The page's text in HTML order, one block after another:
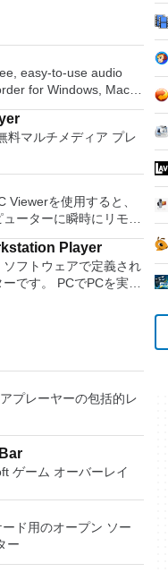
easy-to-use audio
for Windows, Mac
and other operating
use Audacity to:
and
recordings or CDs.
MP3, WAV or AIFF
or
Add new effects
with LADSPA plug-ins. And more!
料マルチメディア プレ
Viewerを使用すると、
ーターに瞬時にリモー
ます。 Mac、Windows
マシン、世界中のどこ
Viewerを使用すると、
デスクトップを表示し
ストーラーを実行し、
さい。オプションで、
ート展開に使用可能な
デスクトッププラット
Viewerをインストール
合は、スタンドアロン
する必要があります。
VNC Connectを実行し
ーターに接続します。
（ARD）などのサ
Player
フトウェアで定義され
です。 PCでPCを実行
作成された仮想マシン
ます。 主な機能は次
ペ
テムを同時に実行しま
ルや構成の問題なし
た製品の利点を体験し
ストコンピューターと
ットの両方の仮想マシ
を
ードパーティの仮想マ
を使用します。 ホスト
プレーヤーの包括的レ
ゲーム オーバーレイ
ド用のオープン ソー
ー